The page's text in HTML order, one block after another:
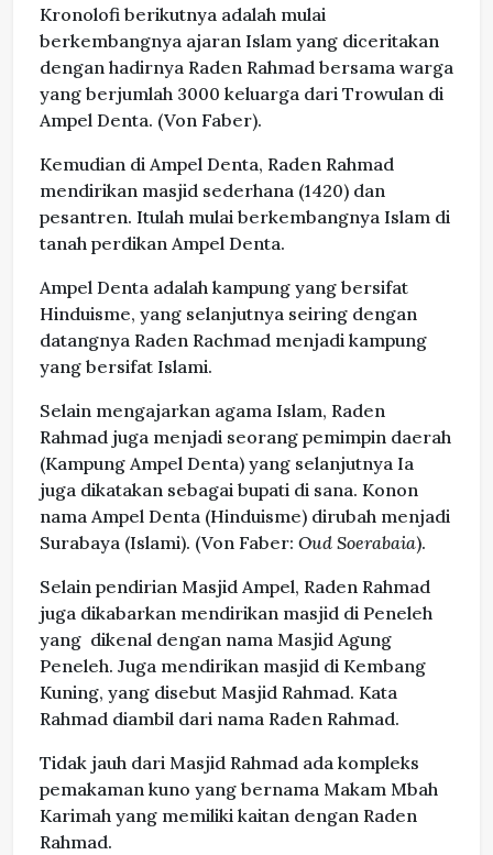
Kronolofi berikutnya adalah mulai
berkembangnya ajaran Islam yang diceritakan
dengan hadirnya Raden Rahmad bersama warga
yang berjumlah 3000 keluarga dari Trowulan di
Ampel Denta. (Von Faber).
Kemudian di Ampel Denta, Raden Rahmad
mendirikan masjid sederhana (1420) dan
pesantren. Itulah mulai berkembangnya Islam di
tanah perdikan Ampel Denta.
Ampel Denta adalah kampung yang bersifat
Hinduisme, yang selanjutnya seiring dengan
datangnya Raden Rachmad menjadi kampung
yang bersifat Islami.
Selain mengajarkan agama Islam, Raden
Rahmad juga menjadi seorang pemimpin daerah
(Kampung Ampel Denta) yang selanjutnya Ia
juga dikatakan sebagai bupati di sana. Konon
nama Ampel Denta (Hinduisme) dirubah menjadi
Surabaya (Islami). (Von Faber: Oud Soerabaia).
Selain pendirian Masjid Ampel, Raden Rahmad
juga dikabarkan mendirikan masjid di Peneleh
yang dikenal dengan nama Masjid Agung
Peneleh. Juga mendirikan masjid di Kembang
Kuning, yang disebut Masjid Rahmad. Kata
Rahmad diambil dari nama Raden Rahmad.
Tidak jauh dari Masjid Rahmad ada kompleks
pemakaman kuno yang bernama Makam Mbah
Karimah yang memiliki kaitan dengan Raden
Rahmad.